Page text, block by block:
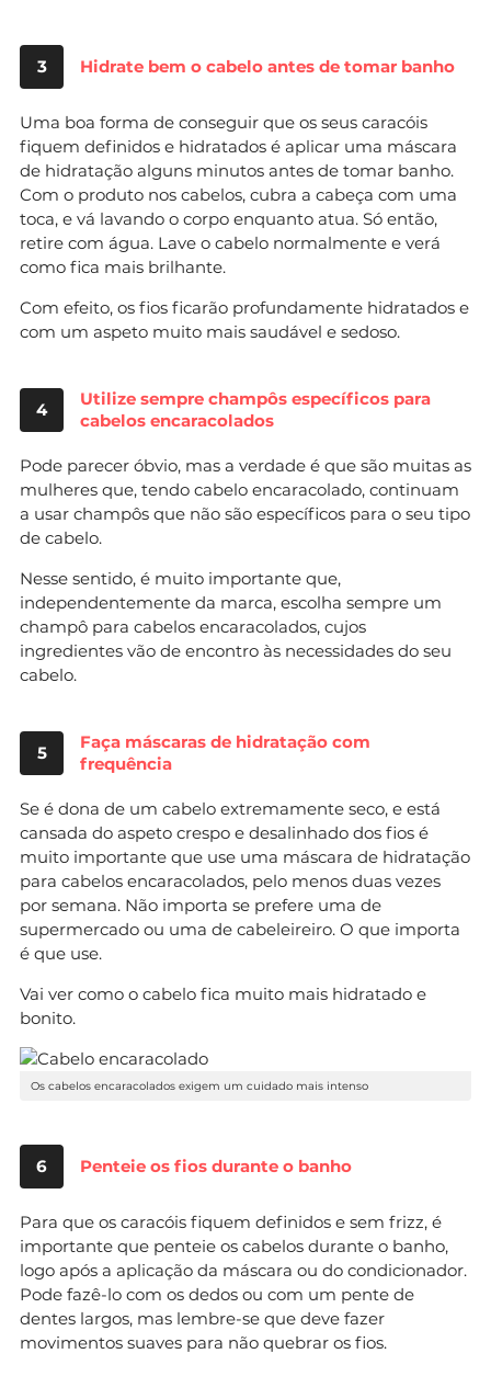
3 Hidrate bem o cabelo antes de tomar banho
Uma boa forma de conseguir que os seus caracóis
fiquem definidos e hidratados é aplicar uma máscara
de hidratação alguns minutos antes de tomar banho.
Com o produto nos cabelos, cubra a cabeça com uma
toca, e vá lavando o corpo enquanto atua. Só então,
retire com água. Lave o cabelo normalmente e verá
como fica mais brilhante.
Com efeito, os fios ficarão profundamente hidratados e
com um aspeto muito mais saudável e sedoso.
4
Utilize sempre champôs específicos para
cabelos encaracolados
Pode parecer óbvio, mas a verdade é que são muitas as
mulheres que, tendo cabelo encaracolado, continuam
a usar champôs que não são específicos para o seu tipo
de cabelo.
Nesse sentido, é muito importante que,
independentemente da marca, escolha sempre um
champô para cabelos encaracolados, cujos
ingredientes vão de encontro às necessidades do seu
cabelo.
5
Faça máscaras de hidratação com
frequência
Se é dona de um cabelo extremamente seco, e está
cansada do aspeto crespo e desalinhado dos fios é
muito importante que use uma máscara de hidratação
para cabelos encaracolados, pelo menos duas vezes
por semana. Não importa se prefere uma de
supermercado ou uma de cabeleireiro. O que importa
é que use.
Vai ver como o cabelo fica muito mais hidratado e
bonito.
Os cabelos encaracolados exigem um cuidado mais intenso
6 Penteie os fios durante o banho
Para que os caracóis fiquem definidos e sem frizz, é
importante que penteie os cabelos durante o banho,
logo após a aplicação da máscara ou do condicionador.
Pode fazê-lo com os dedos ou com um pente de
dentes largos, mas lembre-se que deve fazer
movimentos suaves para não quebrar os fios.